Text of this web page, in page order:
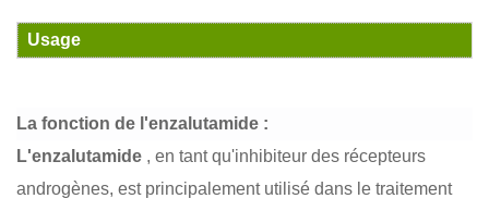
Usage
La fonction de l'enzalutamide :
L'enzalutamide , en tant qu'inhibiteur des récepteurs
androgènes, est principalement utilisé dans le traitement